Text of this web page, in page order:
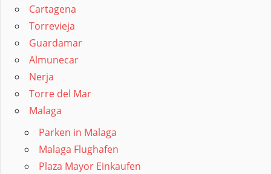
Cartagena
Torrevieja
Guardamar
Almunecar
Nerja
Torre del Mar
Malaga
Parken in Malaga
Malaga Flughafen
Plaza Mayor Einkaufen